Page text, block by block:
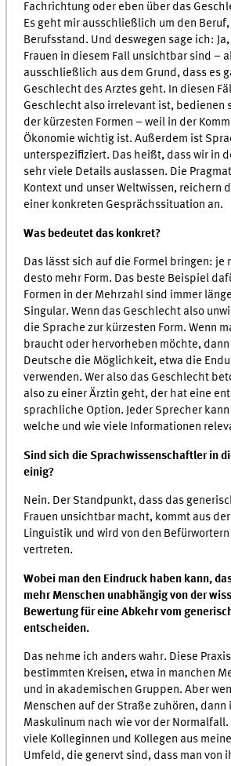
Fachrichtung oder eben über das
Es geht mir ausschließlich um den Beruf,
Berufsstand. Und deswegen sage ich:
Frauen in diesem Fall unsichtbar sind –
ausschließlich aus dem Grund, dass es
Geschlecht des Arztes geht. In diesen
Geschlecht also irrelevant ist, bedienen
der kürzesten Formen – weil in der
Ökonomie wichtig ist. Außerdem ist
unterspezifiziert. Das heißt, dass wir in
sehr viele Details auslassen. Die
Kontext und unser Weltwissen, reichern
einer konkreten Gesprächssituation an.
Was bedeutet das konkret?
Das lässt sich auf die Formel bringen: je
desto mehr Form. Das beste Beispiel
Formen in der Mehrzahl sind immer
Singular. Wenn das Geschlecht also
die Sprache zur kürzesten Form. Wenn
braucht oder hervorheben möchte,
Deutsche die Möglichkeit, etwa die
verwenden. Wer also das Geschlecht
also zu einer Ärztin geht, der hat eine
sprachliche Option. Jeder Sprecher
welche und wie viele Informationen
Sind sich die Sprachwissenschaftler in
einig?
Nein. Der Standpunkt, dass das
Frauen unsichtbar macht, kommt aus
Linguistik und wird von den
vertreten.
Wobei man den Eindruck haben kann,
mehr Menschen unabhängig von der
Bewertung für eine Abkehr vom
entscheiden.
Das nehme ich anders wahr. Diese
bestimmten Kreisen, etwa in manchen
und in akademischen Gruppen. Aber
Menschen auf der Straße zuhören, dann
Maskulinum nach wie vor der Normalfall.
viele Kolleginnen und Kollegen aus
Umfeld, die genervt sind, dass man von